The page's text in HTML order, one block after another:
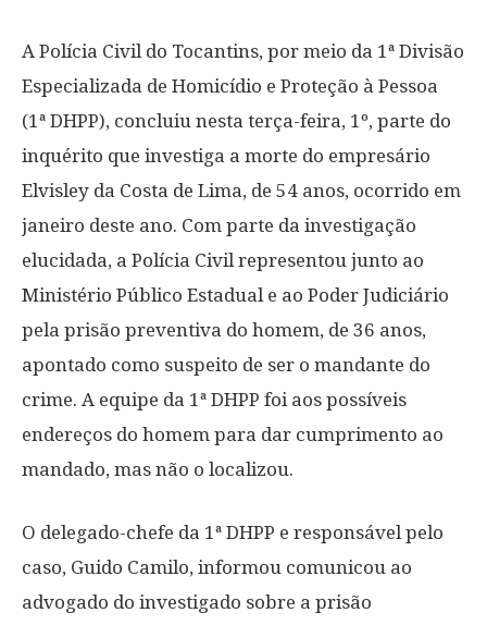
A Polícia Civil do Tocantins, por meio da 1ª Divisão
Especializada de Homicídio e Proteção à Pessoa
(1ª DHPP), concluiu nesta terça-feira, 1º, parte do
inquérito que investiga a morte do empresário
Elvisley da Costa de Lima, de 54 anos, ocorrido em
janeiro deste ano. Com parte da investigação
elucidada, a Polícia Civil representou junto ao
Ministério Público Estadual e ao Poder Judiciário
pela prisão preventiva do homem, de 36 anos,
apontado como suspeito de ser o mandante do
crime. A equipe da 1ª DHPP foi aos possíveis
endereços do homem para dar cumprimento ao
mandado, mas não o localizou.
O delegado-chefe da 1ª DHPP e responsável pelo
caso, Guido Camilo, informou comunicou ao
advogado do investigado sobre a prisão